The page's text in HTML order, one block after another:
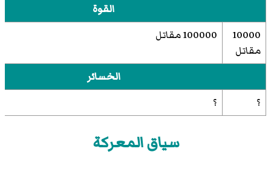
القوة
10000
مقاتل
100000 مقاتل
الخسائر
؟
؟
سياق المعركة